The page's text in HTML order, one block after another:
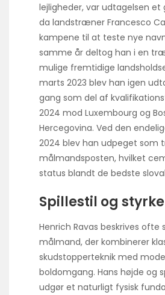
lejligheder, var udtagelsen et
da landstræner Francesco
kampene til at teste nye
samme år deltog han i en
mulige fremtidige
marts 2023 blev han igen
gang som del af
2024 mod Luxembourg og
Hercegovina. Ved den
2024 blev han udpeget som
målmandsposten, hvilket
status blandt de bedste
Spillestil og
Henrich Ravas beskrives ofte
målmand, der kombinerer
skudstopperteknik med
boldomgang. Hans højde og
udgør et naturligt fysisk